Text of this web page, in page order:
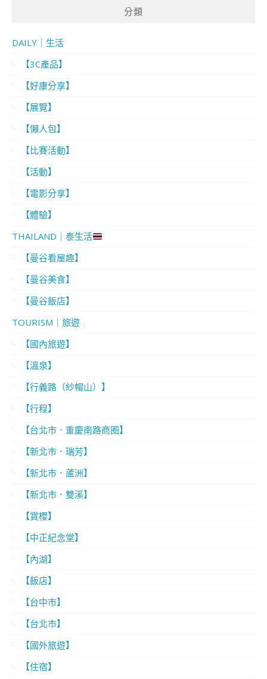
分類
DAILY｜生活
【3C產品】
【好康分享】
【展覽】
【懶人包】
【比賽活動】
【活動】
【電影分享】
【體驗】
THAILAND｜泰生活
【曼谷看屋趣】
【曼谷美食】
【曼谷飯店】
TOURISM｜旅遊
【國內旅遊】
【溫泉】
【行義路（紗帽山）】
【行程】
【台北市．重慶南路商圈】
【新北市．瑞芳】
【新北市．蘆洲】
【新北市．雙溪】
【賞櫻】
【中正紀念堂】
【內湖】
【飯店】
【台中市】
【台北市】
【國外旅遊】
【住宿】